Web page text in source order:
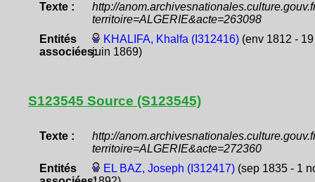
Texte :
http://
territoire=ALGERIE&acte=263098
Entités
associées:
KHALIFA, Khalfa (I312416)(env 1812 - 19
juin 1869)
S123545 Source (S123545)
Texte :
http://
territoire=ALGERIE&acte=272360
Entités
EL BAZ, Joseph (I312417)(sep 1835 - 1